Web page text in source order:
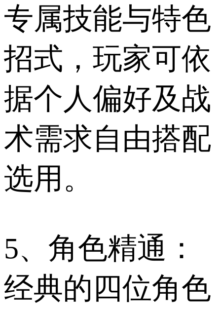
专属技能与特色
招式，玩家可依
据个人偏好及战
术需求自由搭配
选用。
5、角色精通：
经典的四位角色